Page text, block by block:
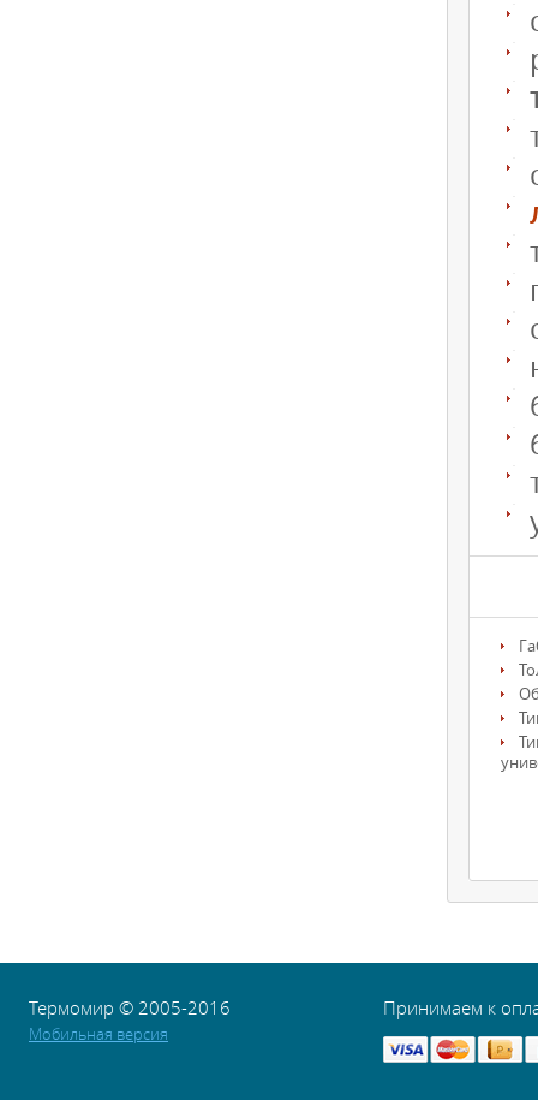
Термомир © 2005-2016
Мобильная версия
Принимаем к